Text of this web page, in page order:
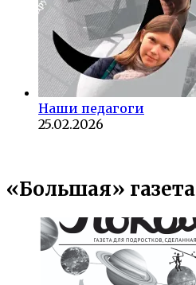
Наши педагоги
25.02.2026
«Большая» газета